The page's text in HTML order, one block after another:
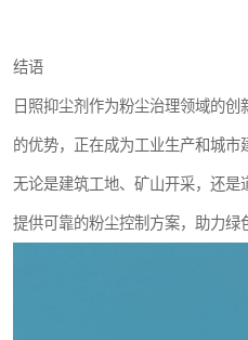
结语
日照抑尘剂作为粉尘治理领域的
的优势，正在成为工业生产和城市
无论是建筑工地、矿山开采，还
提供可靠的粉尘控制方案，助力绿